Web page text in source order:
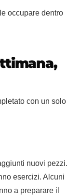
occupare dentro
con un solo
nuovi pezzi.
esercizi. Alcuni
a preparare il